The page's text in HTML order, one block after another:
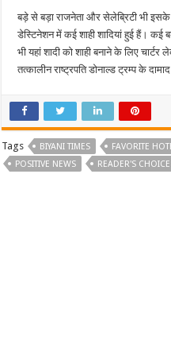
बड़े से बड़ा राजनेता और सेलेब्रिटी भी
डेस्टिनेशन में कई शाही शादियां हुई हैं।
भी यहां शादी को शाही बनाने के लिए
तत्कालीन राष्ट्रपति डोनाल्ड ट्रम्प के
Tags BIYANI TIMES FAVORITE
POSITIVE NEWS
READER'S